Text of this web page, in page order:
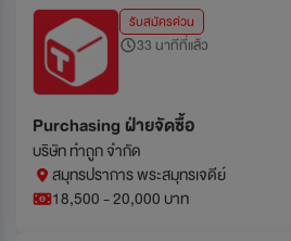
รับสมัครด่วน
33 นาทีที่แล้ว
Purchasing ฝ่ายจัดซื้อ
บริษัท ทำถูก จำกัด
สมุทรปราการ พระสมุทรเจดีย์
18,500 - 20,000 บาท